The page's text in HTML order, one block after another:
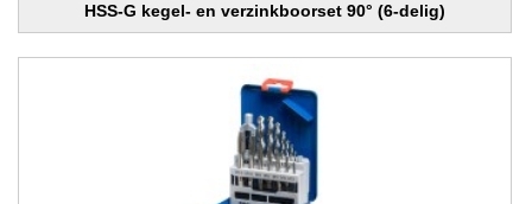
HSS-G kegel- en verzinkboorset 90° (6-delig)